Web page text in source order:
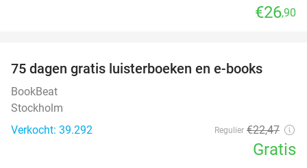
€26,90
75 dagen gratis luisterboeken en e-books
BookBeat
Stockholm
Verkocht: 39.292
Regulier €22,47
Gratis